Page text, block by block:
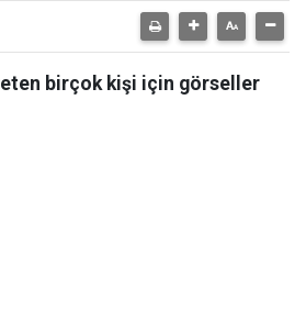
birçok kişi için görseller